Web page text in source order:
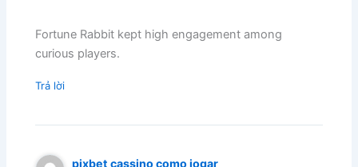
Fortune Rabbit kept high engagement among
curious players.
Trả lời
pixbet cassino como jogar